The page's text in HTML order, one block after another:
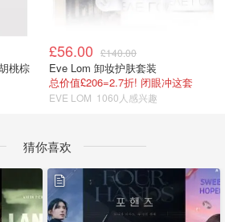
桃棕
£56.00 £140.00
Eve Lom 卸妆护肤套装
总价值£206=2.7折! 闭眼冲这套
EVE LOM 1060人感兴趣
猜你喜欢